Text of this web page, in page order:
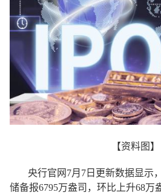
【资料图】
央行官网7月7日更新数据显示
储备报6795万盎司，环比上升68万